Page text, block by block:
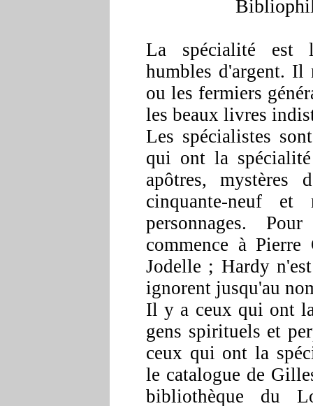
La spécialité est
humbles d'argent. Il
ou les fermiers
les beaux livres
Les spécialistes
qui ont la
apôtres, mystères
cinquante-neuf et
personnages.
commence à
Jodelle ; Hardy
ignorent jusqu'au
Il y a ceux qui ont
gens spirituels et
ceux qui ont la
le catalogue de
bibliothèque du